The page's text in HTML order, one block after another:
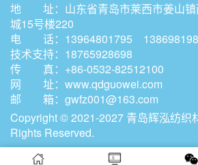
地 址：山东省青岛市莱西市姜山镇
城15号楼220
电 话：13964801795
技术支持：18765928698
传 真：+86-0532-82512100
网 址： www.qdguowei.com
邮 箱：gwfz001@163.com
Copyright © 2021-2027 青岛辉泓纺织
Rights Reserved.